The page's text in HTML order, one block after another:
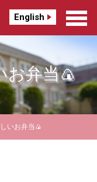
English
お弁当🍙
いお弁当🍙